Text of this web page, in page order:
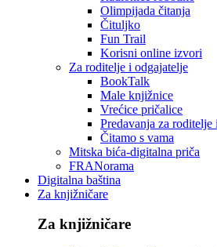
Olimpijada čitanja
Čituljko
Fun Trail
Korisni online izvori
Za roditelje i odgajatelje
BookTalk
Male knjižnice
Vrećice pričalice
Predavanja za roditelje
Čitamo s vama
Mitska bića-digitalna priča
FRANorama
Digitalna baština
Za knjižničare
Za knjižničare